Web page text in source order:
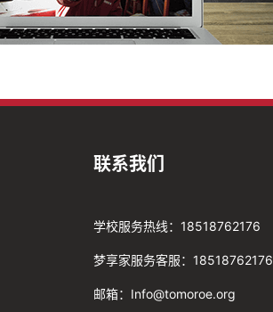
联系我们
学校服务热线：18518762176
梦享家服务客服：18518762176
邮箱：Info@tomoroe.org